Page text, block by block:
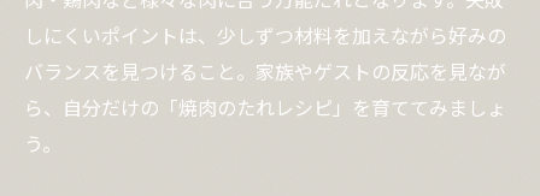
しにくいポイントは、少しずつ材料を加えながら好みの
バランスを見つけること。家族やゲストの反応を見なが
ら、自分だけの「焼肉のたれレシピ」を育ててみましょ
う。